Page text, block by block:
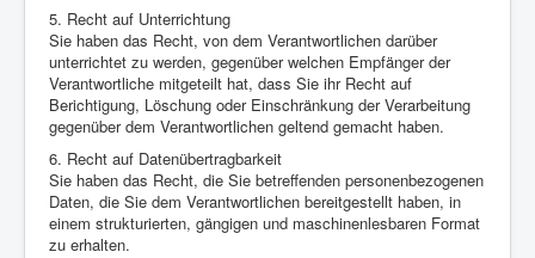
5. Recht auf Unterrichtung
Sie haben das Recht, von dem Verantwortlichen darüber
unterrichtet zu werden, gegenüber welchen Empfänger der
Verantwortliche mitgeteilt hat, dass Sie ihr Recht auf
Berichtigung, Löschung oder Einschränkung der Verarbeitung
gegenüber dem Verantwortlichen geltend gemacht haben.
6. Recht auf Datenübertragbarkeit
Sie haben das Recht, die Sie betreffenden personenbezogenen
Daten, die Sie dem Verantwortlichen bereitgestellt haben, in
einem strukturierten, gängigen und maschinenlesbaren Format
zu erhalten.